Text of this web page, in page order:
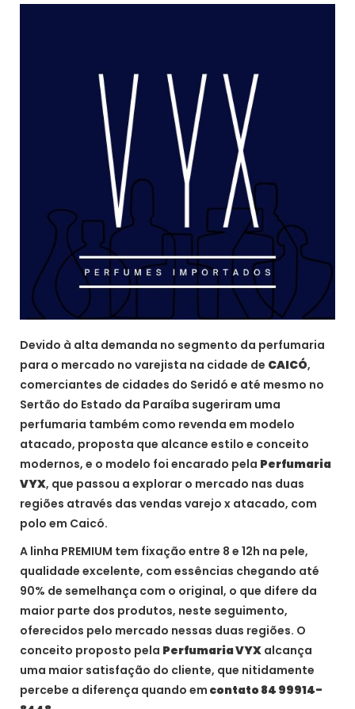
Devido à alta demanda no segmento da perfumaria
para o mercado no varejista na cidade de CAICÓ,
comerciantes de cidades do Seridó e até mesmo no
Sertão do Estado da Paraíba sugeriram uma
perfumaria também como revenda em modelo
atacado, proposta que alcance estilo e conceito
modernos, e o modelo foi encarado pela Perfumaria
VYX, que passou a explorar o mercado nas duas
regiões através das vendas varejo x atacado, com
polo em Caicó.
A linha PREMIUM tem fixação entre 8 e 12h na pele,
qualidade excelente, com essências chegando até
90% de semelhança com o original, o que difere da
maior parte dos produtos, neste seguimento,
oferecidos pelo mercado nessas duas regiões. O
conceito proposto pela Perfumaria VYX alcança
uma maior satisfação do cliente, que nitidamente
percebe a diferença quando em contato 84 99914-